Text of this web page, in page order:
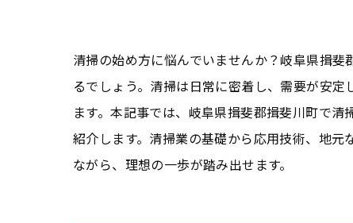
清掃の始め方に悩んでいませんか？岐阜県揖
るでしょう。清掃は日常に密着し、需要が安
ます。本記事では、岐阜県揖斐郡揖斐川町で
紹介します。清掃業の基礎から応用技術、地
ながら、理想の一歩が踏み出せます。